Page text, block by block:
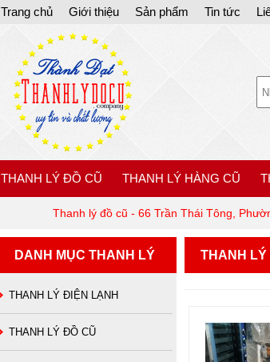
Trang chủ Giới thiệu Sản phẩm Tin tức
THANH LÝ ĐỒ CŨ THANH LÝ HÀNG CŨ
Thanh lý đồ cũ - 66 Trần Thái Tông,
THANH LÝ
DANH MỤC THANH LÝ
THANH LÝ ĐIỆN LẠNH
THANH LÝ ĐỒ CŨ